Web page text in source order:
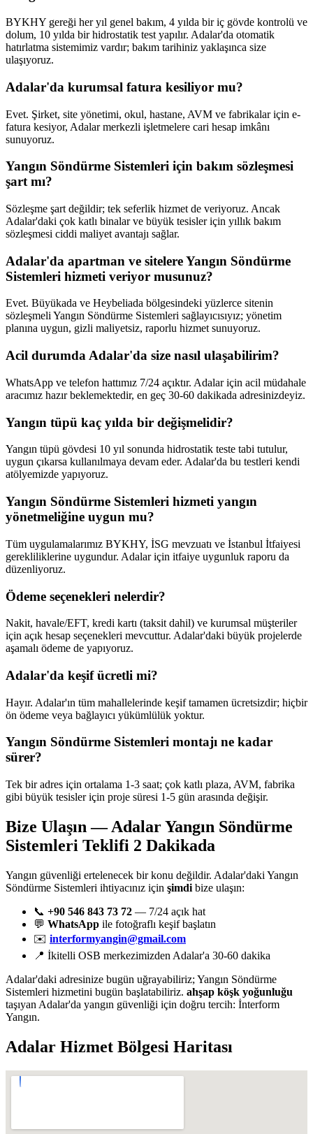
BYKHY gereği her yıl genel bakım, 4 yılda bir iç gövde kontrolü ve
dolum, 10 yılda bir hidrostatik test yapılır. Adalar'da otomatik
hatırlatma sistemimiz vardır; bakım tarihiniz yaklaşınca size
ulaşıyoruz.
Adalar'da kurumsal fatura kesiliyor mu?
Evet. Şirket, site yönetimi, okul, hastane, AVM ve fabrikalar için e-
fatura kesiyor, Adalar merkezli işletmelere cari hesap imkânı
sunuyoruz.
Yangın Söndürme Sistemleri için bakım sözleşmesi
şart mı?
Sözleşme şart değildir; tek seferlik hizmet de veriyoruz. Ancak
Adalar'daki çok katlı binalar ve büyük tesisler için yıllık bakım
sözleşmesi ciddi maliyet avantajı sağlar.
Adalar'da apartman ve sitelere Yangın Söndürme
Sistemleri hizmeti veriyor musunuz?
Evet. Büyükada ve Heybeliada bölgesindeki yüzlerce sitenin
sözleşmeli Yangın Söndürme Sistemleri sağlayıcısıyız; yönetim
planına uygun, gizli maliyetsiz, raporlu hizmet sunuyoruz.
Acil durumda Adalar'da size nasıl ulaşabilirim?
WhatsApp ve telefon hattımız 7/24 açıktır. Adalar için acil müdahale
aracımız hazır beklemektedir, en geç 30-60 dakikada adresinizdeyiz.
Yangın tüpü kaç yılda bir değişmelidir?
Yangın tüpü gövdesi 10 yıl sonunda hidrostatik teste tabi tutulur,
uygun çıkarsa kullanılmaya devam eder. Adalar'da bu testleri kendi
atölyemizde yapıyoruz.
Yangın Söndürme Sistemleri hizmeti yangın
yönetmeliğine uygun mu?
Tüm uygulamalarımız BYKHY, İSG mevzuatı ve İstanbul İtfaiyesi
gerekliliklerine uygundur. Adalar için itfaiye uygunluk raporu da
düzenliyoruz.
Ödeme seçenekleri nelerdir?
Nakit, havale/EFT, kredi kartı (taksit dahil) ve kurumsal müşteriler
için açık hesap seçenekleri mevcuttur. Adalar'daki büyük projelerde
aşamalı ödeme de yapıyoruz.
Adalar'da keşif ücretli mi?
Hayır. Adalar'ın tüm mahallelerinde keşif tamamen ücretsizdir; hiçbir
ön ödeme veya bağlayıcı yükümlülük yoktur.
Yangın Söndürme Sistemleri montajı ne kadar
sürer?
Tek bir adres için ortalama 1-3 saat; çok katlı plaza, AVM, fabrika
gibi büyük tesisler için proje süresi 1-5 gün arasında değişir.
Bize Ulaşın — Adalar Yangın Söndürme
Sistemleri Teklifi 2 Dakikada
Yangın güvenliği ertelenecek bir konu değildir. Adalar'daki Yangın
Söndürme Sistemleri ihtiyacınız için şimdi bize ulaşın:
📞 +90 546 843 73 72 — 7/24 açık hat
💬 WhatsApp ile fotoğraflı keşif başlatın
✉️ interformyangin@gmail.com
📍 İkitelli OSB merkezimizden Adalar'a 30-60 dakika
Adalar'daki adresinize bugün uğrayabiliriz; Yangın Söndürme
Sistemleri hizmetini bugün başlatabiliriz. ahşap köşk yoğunluğu
taşıyan Adalar'da yangın güvenliği için doğru tercih: İnterform
Yangın.
Adalar Hizmet Bölgesi Haritası